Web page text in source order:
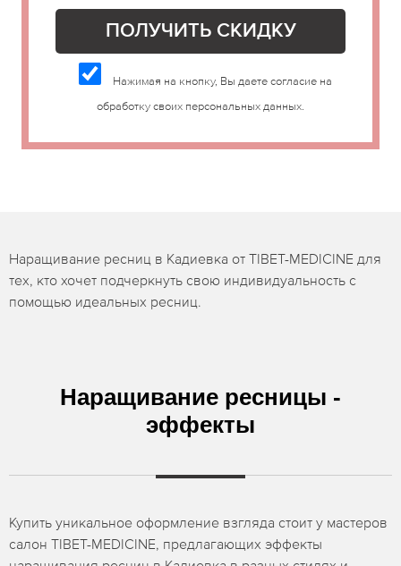
Нажимая на кнопку, Вы даете согласие на
обработку своих персональных данных.
Наращивание ресниц в Кадиевка от TIBET-MEDICINE для
тех, кто хочет подчеркнуть свою индивидуальность с
помощью идеальных ресниц.
Наращивание ресницы -
эффекты
Купить уникальное оформление взгляда стоит у мастеров
салон TIBET-MEDICINE, предлагающих эффекты